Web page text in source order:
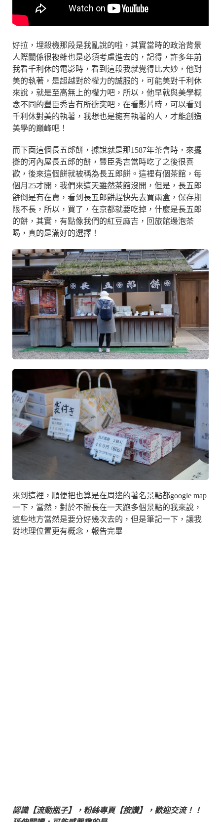
好拉，埋殺機那段是我亂說的啦，其實當時的政治背景
人際關係很複雜也是必須考慮進去的，記得，許多年前
我看千利休的電影時，看到這段我就覺得比大妙，他對
美的執著，是超越對於權力的誠服的，可能美對千利休
來說，就是至高無上的權力吧，所以，他早就與美學概
念不同的豐臣秀吉有所衝突吧，在看影片時，可以看到
千利休對美的執著，我想也是擁有執著的人，才能創造
美學的巔峰吧！
而下面這個長五郎餅，據說就是那1587年茶會時，來擺
攤的河內屋長五郎的餅，豐臣秀吉當時吃了之後很喜
歡，後來這個餅就被稱為長五郎餅。這裡有個茶館，每
個月25才開，我們來這天雖然茶館沒開，但是，長五郎
餅倒是有在賣，看到長五郎餅趕快先去買兩盒，保存期
限不長，所以，買了，在京都就要吃掉，什麼是長五郎
的餅，其實，有點像我們的紅豆麻吉，回旅館邊泡茶
喝，真的是滿好的選擇！
來到這裡，順便把也算是在周邊的著名景點都google map
一下，當然，對於不擅長在一天跑多個景點的我來說，
這些地方當然是要分好幾次去的，但是筆記一下，讓我
對地理位置更有概念，報告完畢
認識【流動瓶子】，粉絲專頁【按讚】，歡迎交流！！